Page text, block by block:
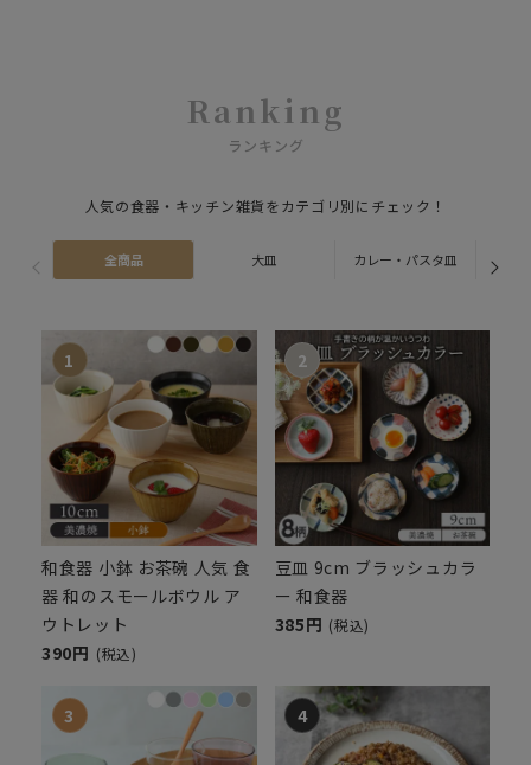
Ranking
ランキング
人気の食器・キッチン雑貨をカテゴリ別にチェック！
全商品 大皿 カレー・パスタ皿
和食器 小鉢 お茶碗 人気 食
器 和のスモールボウル ア
ウトレット
390円 (税込)
豆皿 9cm ブラッシュカラ
ー 和食器
385円 (税込)